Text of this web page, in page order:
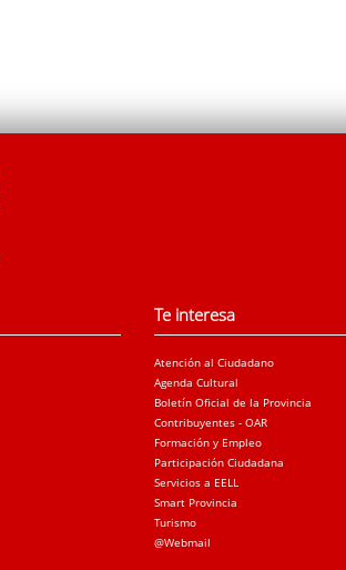
Te interesa
Atención al Ciudadano
Agenda Cultural
Boletín Oficial de la Provincia
Contribuyentes - OAR
Formación y Empleo
Participación Ciudadana
Servicios a EELL
Smart Provincia
Turismo
@Webmail